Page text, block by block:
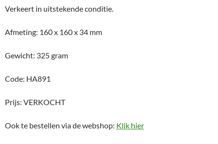
Verkeert in uitstekende conditie.
Afmeting: 160 x 160 x 34 mm
Gewicht: 325 gram
Code: HA891
Prijs: VERKOCHT
Ook te bestellen via de webshop: Klik hier